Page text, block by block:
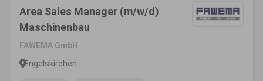
Area Sales Manager (m/w/d)
Maschinenbau
FAWEMA GmbH
Engelskirchen